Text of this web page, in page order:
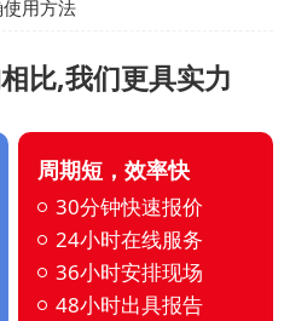
用方法
比,我们更具实力
周期短，效率快
30分钟快速报价
24小时在线服务
36小时安排现场
48小时出具报告